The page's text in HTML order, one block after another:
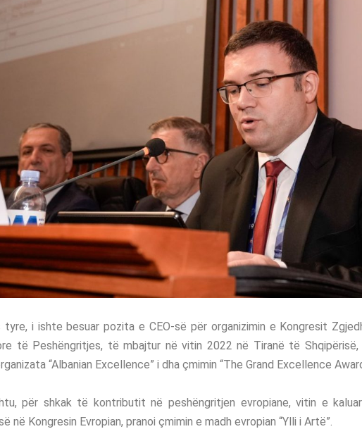
tyre, i ishte besuar pozita e CEO-së për organizimin e Kongresit
të Peshëngritjes, të mbajtur në vitin 2022 në Tiranë të Shqipërisë,
“Albanian Excellence” i dha çmimin “The Grand Excellence
për shkak të kontributit në peshëngritjen evropiane, vitin e
në Kongresin Evropian, pranoi çmimin e madh evropian “Ylli i Artë”.